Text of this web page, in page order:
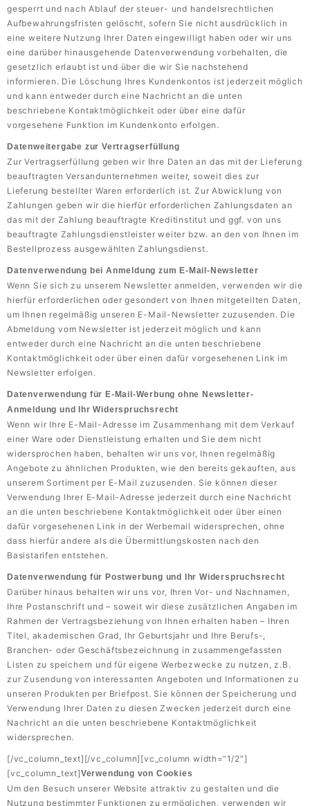
gesperrt und nach Ablauf der steuer- und handelsrechtlichen
Aufbewahrungsfristen gelöscht, sofern Sie nicht ausdrücklich in
eine weitere Nutzung Ihrer Daten eingewilligt haben oder wir uns
eine darüber hinausgehende Datenverwendung vorbehalten, die
gesetzlich erlaubt ist und über die wir Sie nachstehend
informieren. Die Löschung Ihres Kundenkontos ist jederzeit möglich
und kann entweder durch eine Nachricht an die unten
beschriebene Kontaktmöglichkeit oder über eine dafür
vorgesehene Funktion im Kundenkonto erfolgen.
Datenweitergabe zur Vertragserfüllung
Zur Vertragserfüllung geben wir Ihre Daten an das mit der Lieferung
beauftragten Versandunternehmen weiter, soweit dies zur
Lieferung bestellter Waren erforderlich ist. Zur Abwicklung von
Zahlungen geben wir die hierfür erforderlichen Zahlungsdaten an
das mit der Zahlung beauftragte Kreditinstitut und ggf. von uns
beauftragte Zahlungsdienstleister weiter bzw. an den von Ihnen im
Bestellprozess ausgewählten Zahlungsdienst.
Datenverwendung bei Anmeldung zum E-Mail-Newsletter
Wenn Sie sich zu unserem Newsletter anmelden, verwenden wir die
hierfür erforderlichen oder gesondert von Ihnen mitgeteilten Daten,
um Ihnen regelmäßig unseren E-Mail-Newsletter zuzusenden. Die
Abmeldung vom Newsletter ist jederzeit möglich und kann
entweder durch eine Nachricht an die unten beschriebene
Kontaktmöglichkeit oder über einen dafür vorgesehenen Link im
Newsletter erfolgen.
Datenverwendung für E-Mail-Werbung ohne Newsletter-
Anmeldung und Ihr Widerspruchsrecht
Wenn wir Ihre E-Mail-Adresse im Zusammenhang mit dem Verkauf
einer Ware oder Dienstleistung erhalten und Sie dem nicht
widersprochen haben, behalten wir uns vor, Ihnen regelmäßig
Angebote zu ähnlichen Produkten, wie den bereits gekauften, aus
unserem Sortiment per E-Mail zuzusenden. Sie können dieser
Verwendung Ihrer E-Mail-Adresse jederzeit durch eine Nachricht
an die unten beschriebene Kontaktmöglichkeit oder über einen
dafür vorgesehenen Link in der Werbemail widersprechen, ohne
dass hierfür andere als die Übermittlungskosten nach den
Basistarifen entstehen.
Datenverwendung für Postwerbung und Ihr Widerspruchsrecht
Darüber hinaus behalten wir uns vor, Ihren Vor- und Nachnamen,
Ihre Postanschrift und – soweit wir diese zusätzlichen Angaben im
Rahmen der Vertragsbeziehung von Ihnen erhalten haben – Ihren
Titel, akademischen Grad, Ihr Geburtsjahr und Ihre Berufs-,
Branchen- oder Geschäftsbezeichnung in zusammengefassten
Listen zu speichern und für eigene Werbezwecke zu nutzen, z.B.
zur Zusendung von interessanten Angeboten und Informationen zu
unseren Produkten per Briefpost. Sie können der Speicherung und
Verwendung Ihrer Daten zu diesen Zwecken jederzeit durch eine
Nachricht an die unten beschriebene Kontaktmöglichkeit
widersprechen.
[/vc_column_text][/vc_column][vc_column width=“1/2″]
[vc_column_text]Verwendung von Cookies
Um den Besuch unserer Website attraktiv zu gestalten und die
Nutzung bestimmter Funktionen zu ermöglichen, verwenden wir